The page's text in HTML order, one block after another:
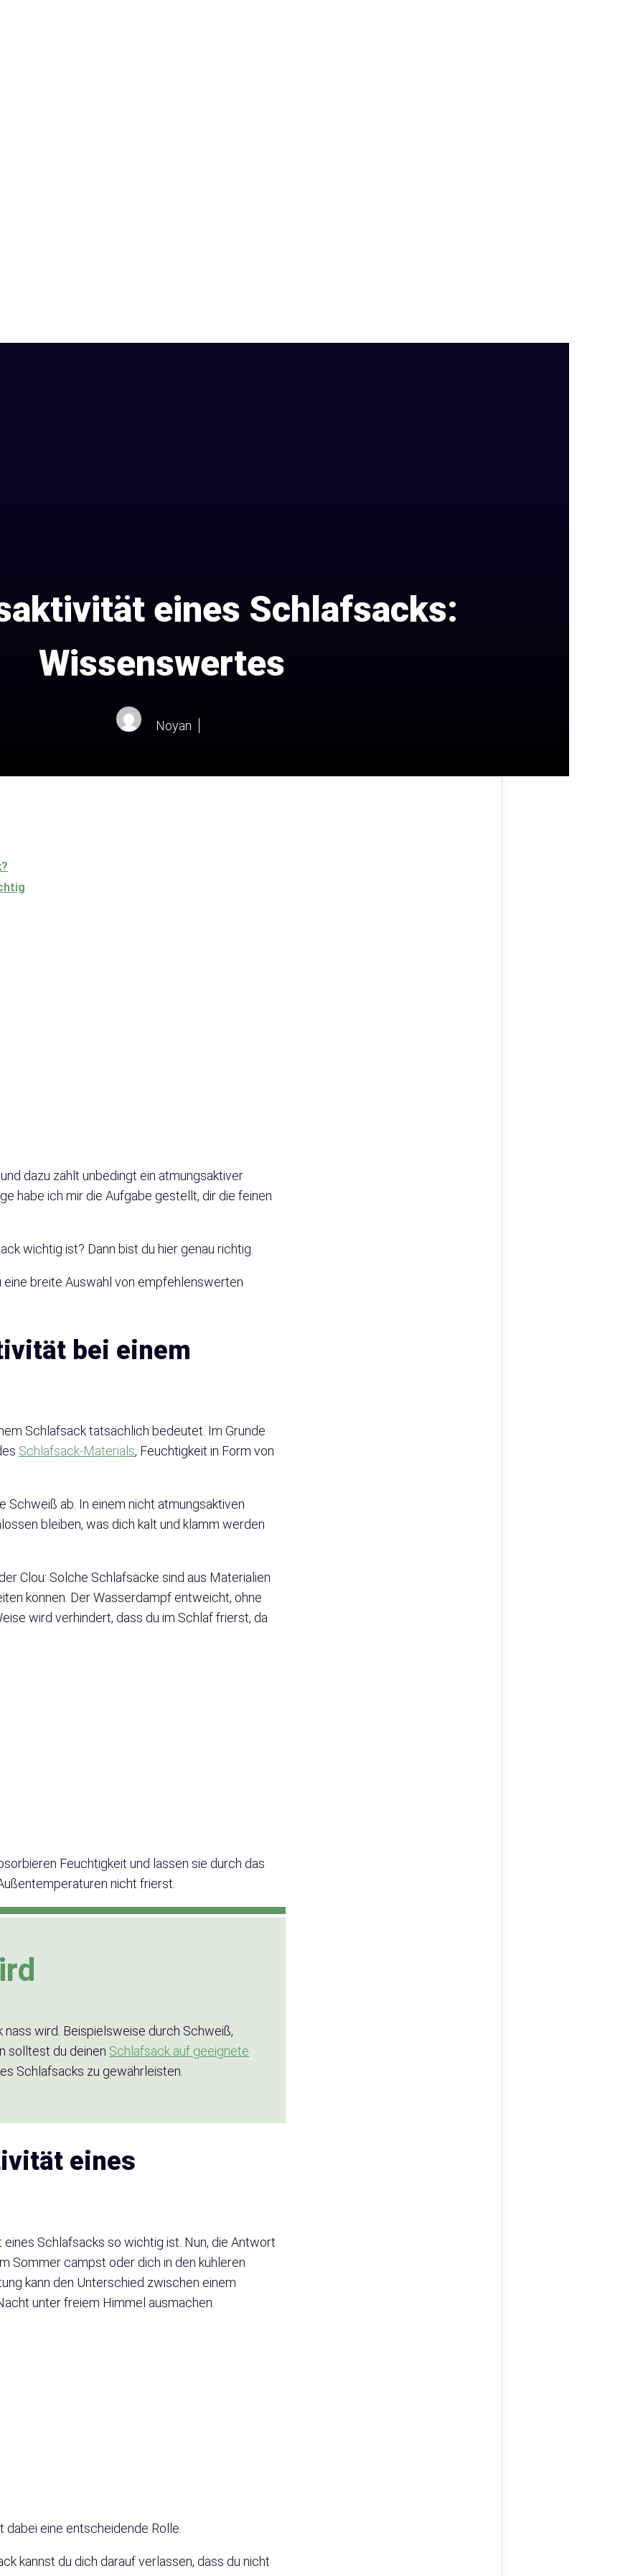
eines Schlafsacks:
Wissenswertes
Noyan
dazu zählt unbedingt ein atmungsaktiver
habe ich mir die Aufgabe gestellt, dir die feinen
wichtig ist? Dann bist du hier genau richtig.
eine breite Auswahl von empfehlenswerten
bei einem
Schlafsack tatsächlich bedeutet. Im Grunde
Schlafsack-Materials, Feuchtigkeit in Form von
ab. In einem nicht atmungsaktiven
bleiben, was dich kalt und klamm werden
Clou: Solche Schlafsäcke sind aus Materialien
können. Der Wasserdampf entweicht, ohne
wird verhindert, dass du im Schlaf frierst, da
Feuchtigkeit und lassen sie durch das
nicht frierst.
wird. Beispielsweise durch Schweiß,
solltest du deinen Schlafsack auf geeignete
Schlafsacks zu gewährleisten.
eines
Schlafsacks so wichtig ist. Nun, die Antwort
Sommer campst oder dich in den kühleren
kann den Unterschied zwischen einem
unter freiem Himmel ausmachen.
eine entscheidende Rolle.
kannst du dich darauf verlassen, dass du nicht